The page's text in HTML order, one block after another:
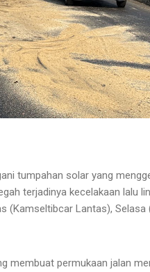
tumpahan solar yang
terjadinya kecelakaan lalu
(Kamseltibcar Lantas), Selasa
membuat permukaan jalan